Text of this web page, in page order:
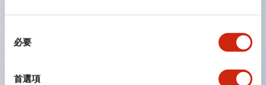
必要
首選項
示燈的亮燈/熄燈狀態，以及點燈時的顏色識別。
符合 ISO 3864-4 安全色規範：在危險或緊急狀況下，